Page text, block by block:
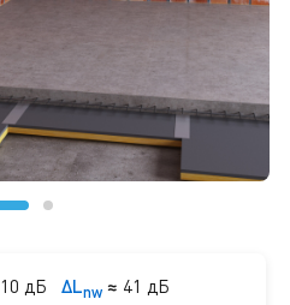
10 дБ ΔLnw ≈ 41 дБ